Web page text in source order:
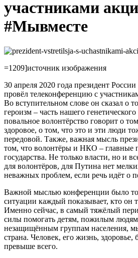
участниками
#Мывместе
=1209]источник изображения
30 апреля 2020 года президент
провёл телеконференцию с
Во вступительном слове он сказал о
героизм – часть нашего
повальное волонтёрство говорит о
здоровое, о том, что это и эти люди
передовой. Также, важная мысль
том, что волонтёры и НКО – главные
государства. Не только власти, но и
для волонтёров, для Путина нет
неважных проблем, если речь идёт
Важной мыслью конференции было
ситуации каждый показывает, кто он
Именно сейчас, в самый тяжёлый
силы помогать детям, пожилым
незащищённым группам населения,
страна. Человек, его жизнь, здоровье,
превыше всего.